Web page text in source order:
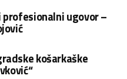
profesionalni ugovor –
košarkaške